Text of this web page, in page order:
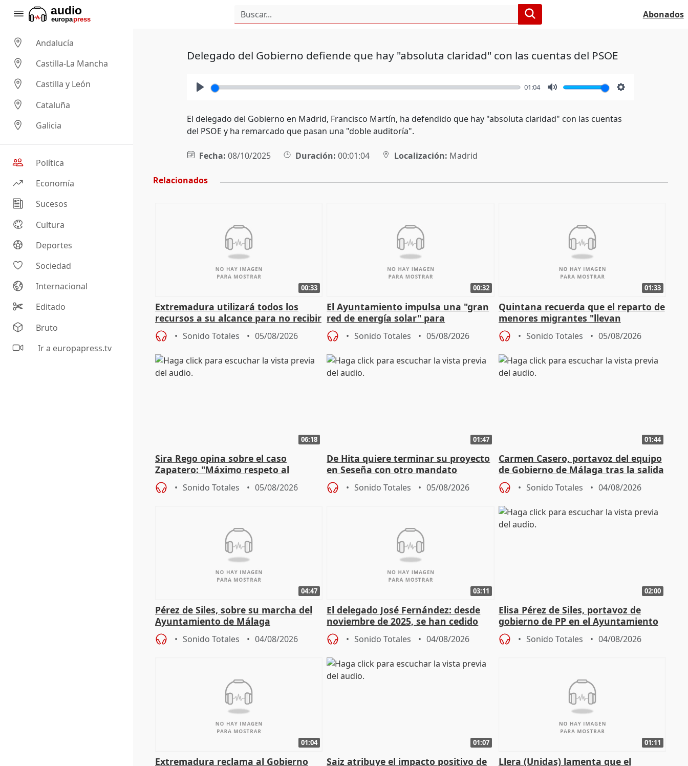
Abonados
Andalucía
Castilla-La Mancha
Castilla y León
Cataluña
Galicia
Política
Economía
Sucesos
Cultura
Deportes
Sociedad
Internacional
Editado
Bruto
Ir a europapress.tv
Delegado del Gobierno defiende que hay "absoluta claridad" con las cuentas del PSOE
01:04
El delegado del Gobierno en Madrid, Francisco Martín, ha defendido que hay "absoluta claridad" con las cuentas
del PSOE y ha remarcado que pasan una "doble auditoría".
Fecha: 08/10/2025 Duración: 00:01:04 Localización: Madrid
Relacionados
00:33
Extremadura utilizará todos los
recursos a su alcance para no recibir
más menores migrantes
Sonido Totales 05/08/2026
00:32
El Ayuntamiento impulsa una "gran
red de energía solar" para
autoconsumo
Sonido Totales 05/08/2026
01:33
Quintana recuerda que el reparto de
menores migrantes "llevan
aportación del Gobierno" central
Sonido Totales 05/08/2026
06:18
Sira Rego opina sobre el caso
Zapatero: "Máximo respeto al
proceso judicial"
Sonido Totales 05/08/2026
01:47
De Hita quiere terminar su proyecto
en Seseña con otro mandato
Sonido Totales 05/08/2026
01:44
Carmen Casero, portavoz del equipo
de Gobierno de Málaga tras la salida
de Pérez de Siles
Sonido Totales 04/08/2026
04:47
Pérez de Siles, sobre su marcha del
Ayuntamiento de Málaga
Sonido Totales 04/08/2026
03:11
El delegado José Fernández: desde
noviembre de 2025, se han cedido
9.810 ayudas por nacimiento
Sonido Totales 04/08/2026
02:00
Elisa Pérez de Siles, portavoz de
gobierno de PP en el Ayuntamiento
de Málaga, deja la política
Sonido Totales 04/08/2026
01:04
Extremadura reclama al Gobierno
01:07
Saiz atribuye el impacto positivo de
01:11
Llera (Unidas) lamenta que el